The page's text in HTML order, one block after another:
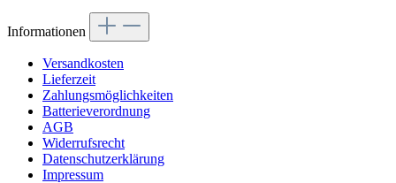
Informationen
Versandkosten
Lieferzeit
Zahlungsmöglichkeiten
Batterieverordnung
AGB
Widerrufsrecht
Datenschutzerklärung
Impressum